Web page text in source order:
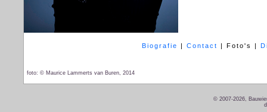
Biografie | Contact | Foto's |
foto: © Maurice Lammerts van Buren, 2014
© 2007-2026,